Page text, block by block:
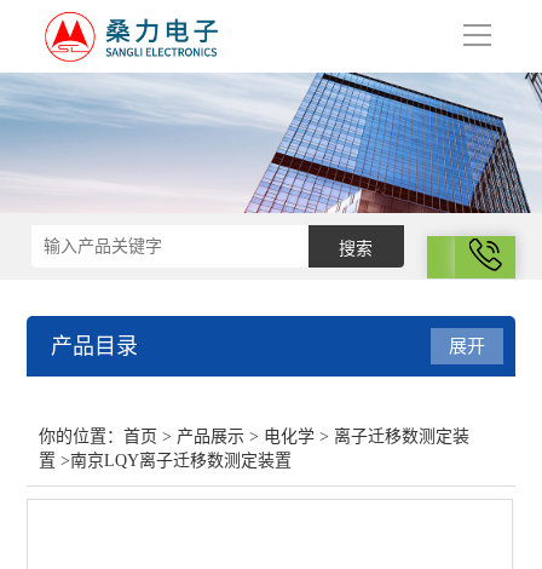
导
拨号
产品目录
电化学工作站
展开
你的位置：首页 > 产品展示 > 电化学 > 离子迁移数测定装
置 >南京LQY离子迁移数测定装置